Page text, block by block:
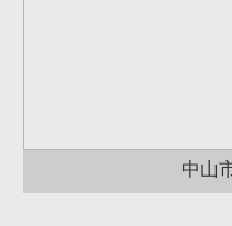
中山